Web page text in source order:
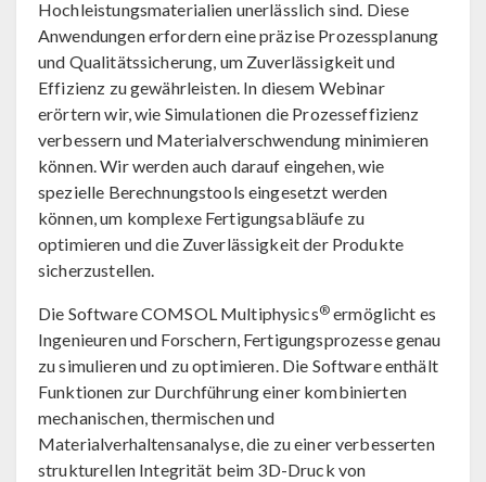
Hochleistungsmaterialien unerlässlich sind. Diese
Anwendungen erfordern eine präzise Prozessplanung
und Qualitätssicherung, um Zuverlässigkeit und
Effizienz zu gewährleisten. In diesem Webinar
erörtern wir, wie Simulationen die Prozesseffizienz
verbessern und Materialverschwendung minimieren
können. Wir werden auch darauf eingehen, wie
spezielle Berechnungstools eingesetzt werden
können, um komplexe Fertigungsabläufe zu
optimieren und die Zuverlässigkeit der Produkte
sicherzustellen.
Die Software COMSOL Multiphysics®ermöglicht es
Ingenieuren und Forschern, Fertigungsprozesse genau
zu simulieren und zu optimieren. Die Software enthält
Funktionen zur Durchführung einer kombinierten
mechanischen, thermischen und
Materialverhaltensanalyse, die zu einer verbesserten
strukturellen Integrität beim 3D-Druck von